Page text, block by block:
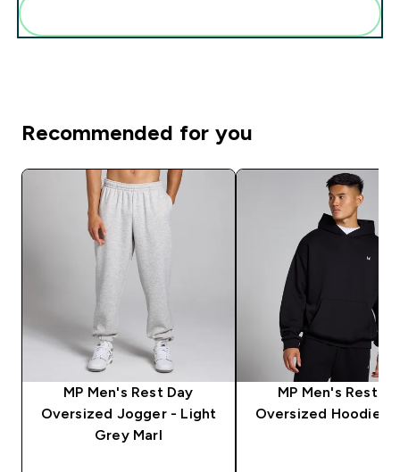
Recommended for you
MP Men's Rest Day
Oversized Jogger - Light
Grey Marl
MP Men's Rest
Oversized Hoodie -